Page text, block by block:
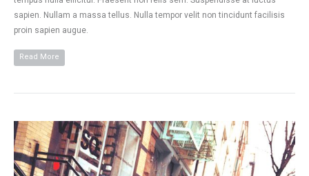
sapien. Nullam a massa tellus. Nulla tempor velit non tincidunt facilisis
proin sapien augue.
Read More